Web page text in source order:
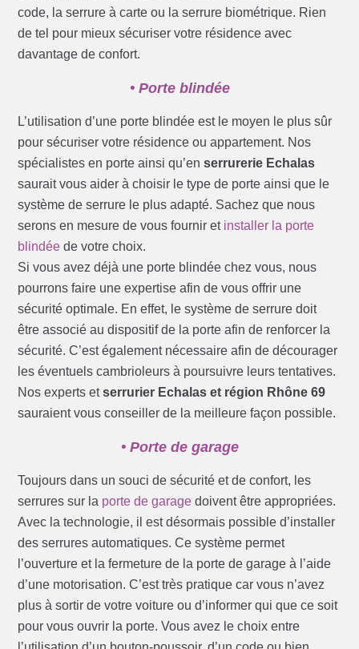
code, la serrure à carte ou la serrure biométrique. Rien
de tel pour mieux sécuriser votre résidence avec
davantage de confort.
• Porte blindée
L’utilisation d’une porte blindée est le moyen le plus sûr
pour sécuriser votre résidence ou appartement. Nos
spécialistes en porte ainsi qu’enserrurerie Echalas
saurait vous aider à choisir le type de porte ainsi que le
système de serrure le plus adapté. Sachez que nous
serons en mesure de vous fournir et installer la porte
blindée de votre choix.
Si vous avez déjà une porte blindée chez vous, nous
pourrons faire une expertise afin de vous offrir une
sécurité optimale. En effet, le système de serrure doit
être associé au dispositif de la porte afin de renforcer la
sécurité. C’est également nécessaire afin de décourager
les éventuels cambrioleurs à poursuivre leurs tentatives.
Nos experts etserrurier Echalas et région Rhône 69
sauraient vous conseiller de la meilleure façon possible.
• Porte de garage
Toujours dans un souci de sécurité et de confort, les
serrures sur la porte de garage doivent être appropriées.
Avec la technologie, il est désormais possible d’installer
des serrures automatiques. Ce système permet
l’ouverture et la fermeture de la porte de garage à l’aide
d’une motorisation. C’est très pratique car vous n’avez
plus à sortir de votre voiture ou d’informer qui que ce soit
pour vous ouvrir la porte. Vous avez le choix entre